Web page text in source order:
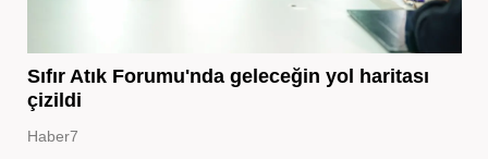
Sıfır Atık Forumu'nda geleceğin yol haritası
çizildi
Haber7